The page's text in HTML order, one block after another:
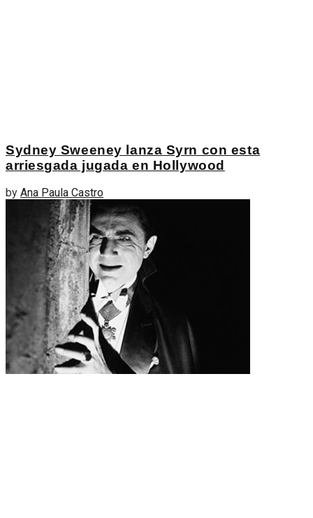
Sydney Sweeney lanza Syrn con esta
arriesgada jugada en Hollywood
by Ana Paula Castro